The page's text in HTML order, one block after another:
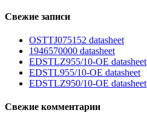
Свежие записи
OSTTJ075152 datasheet
1946570000 datasheet
EDSTLZ955/10-OE datasheet
EDSTL955/10-OE datasheet
EDSTLZ950/10-OE datasheet
Свежие комментарии